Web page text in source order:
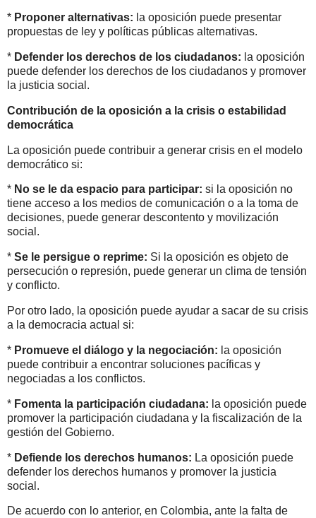
* Proponer alternativas: la oposición puede presentar
propuestas de ley y políticas públicas alternativas.
* Defender los derechos de los ciudadanos: la oposición
puede defender los derechos de los ciudadanos y promover
la justicia social.
Contribución de la oposición a la crisis o estabilidad
democrática
La oposición puede contribuir a generar crisis en el modelo
democrático si:
* No se le da espacio para participar: si la oposición no
tiene acceso a los medios de comunicación o a la toma de
decisiones, puede generar descontento y movilización
social.
* Se le persigue o reprime: Si la oposición es objeto de
persecución o represión, puede generar un clima de tensión
y conflicto.
Por otro lado, la oposición puede ayudar a sacar de su crisis
a la democracia actual si:
* Promueve el diálogo y la negociación: la oposición
puede contribuir a encontrar soluciones pacíficas y
negociadas a los conflictos.
* Fomenta la participación ciudadana: la oposición puede
promover la participación ciudadana y la fiscalización de la
gestión del Gobierno.
* Defiende los derechos humanos: La oposición puede
defender los derechos humanos y promover la justicia
social.
De acuerdo con lo anterior, en Colombia, ante la falta de